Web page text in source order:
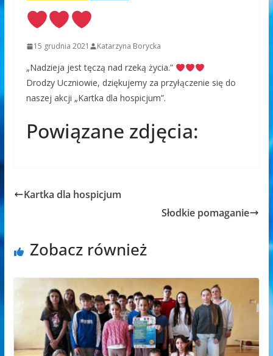
15 grudnia 2021 Katarzyna Borycka
„Nadzieja jest tęczą nad rzeką życia.”
Drodzy Uczniowie, dziękujemy za przyłączenie się do
naszej akcji „Kartka dla hospicjum”.
Powiązane zdjęcia:
Kartka dla hospicjum
Słodkie pomaganie
Zobacz również